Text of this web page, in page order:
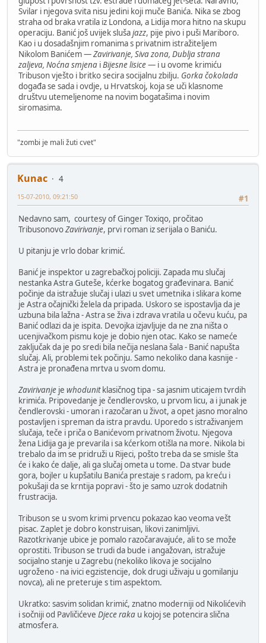
Svilar i njegova svita nisu jedini koji muče Banića. Nika se zbog
straha od braka vratila iz Londona, a Lidija mora hitno na skupu
operaciju. Banić još uvijek slušajazz, pije pivo i puši Mariboro.
Kao i u dosadašnjim romanima s privatnim istražiteljem
Nikolom Banićem —Zavirivanje, Siva zona, Dublja strana
zaljeva, Noćna smjena iBijesne lisice— i u ovome krimiću
Tribuson vješto i britko secira socijalnu zbilju. Gorka čokolada
događa se sada i ovdje, u Hrvatskoj, koja se uči klasnome
društvu utemeljenome na novim bogatašima i novim
siromasima.
"zombi je mali žuti cvet"
Kunac
4
#1
15-07-2010, 09:21:50
Nedavno sam, courtesy of Ginger Toxiqo, pročitao
TribusonovoZavirivanje, prvi roman iz serijala o Baniću.
U pitanju je vrlo dobar krimić.
Banić je inspektor u zagrebačkoj policiji. Zapada mu slučaj
nestanka Astra Guteše, kćerke bogatog građevinara. Banić
počinje da istražuje slučaj i ulazi u svet umetnika i slikara kome
je Astra očajnički želela da pripada. Uskoro se ispostavlja da je
uzbuna bila lažna - Astra se živa i zdrava vratila u očevu kuću, pa
Banić odlazi da je ispita. Devojka izjavljuje da ne zna ništa o
ucenjivačkom pismu koje je dobio njen otac. Kako se nameće
zaključak da je po sredi bila nečija neslana šala - Banić napušta
slučaj. Ali, problemi tek počinju. Samo nekoliko dana kasnije -
Astra je pronađena mrtva u svom domu.
Zavirivanje je whodunitklasičnog tipa - sa jasnim uticajem tvrdih
krimića. Pripovedanje je čendlerovsko, u prvom licu, a i junak je
čendlerovski - umoran i razočaran u život, a opet jasno moralno
postavljen i spreman da istra pravdu. Uporedo s istraživanjem
slučaja, teče i priča o Banićevom privatnom životu. Njegova
žena Lidija ga je prevarila i sa kćerkom otišla na more. Nikola bi
trebalo da im se pridruži u Rijeci, pošto treba da se smisle šta
će i kako će dalje, ali ga slučaj ometa u tome. Da stvar bude
gora, bojler u kupšatilu Banića prestaje s radom, pa kreću i
pokušaji da se krntija popravi - što je samo uzrok dodatnih
frustracija.
Tribuson se u svom krimi prvencu pokazao kao veoma vešt
pisac. Zaplet je dobro konstruisan, likovi zanimljivi.
Razotkrivanje ubice je pomalo razočaravajuće, ali to se može
oprostiti. Tribuson se trudi da bude i angažovan, istražuje
socijalno stanje u Zagrebu (nekoliko likova je socijalno
ugroženo - na ivici egzistencije, dok drugi uživaju u gomilanju
novca), ali ne preteruje s tim aspektom.
Ukratko: sasvim solidan krimić, znatno moderniji od Nikolićevih
i sočniji od Pavličićeve Djece raka u kojoj se potencira slična
atmosfera.